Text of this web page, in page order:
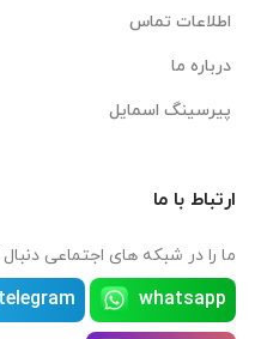
اطلاعات تماس
درباره ما
پیرسینگ اسمایل
ارتباط با ما
ما را در شبکه های اجتماعی
whatsapp
telegram